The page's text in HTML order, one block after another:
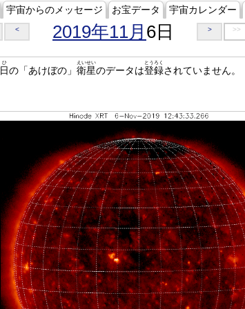
宇宙からのメッセージ お宝データ 宇宙カレンダー
< 2019年11月 6日 > >>
日
ひ
の「あけぼの」 衛星
えいせい
のデータは登録
とうろく
されていません。